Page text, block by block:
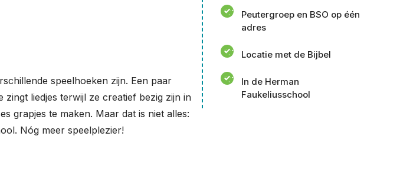
speelhoeken zijn. Een paar
liedjes terwijl ze creatief bezig zijn in
grapjes te maken. Maar dat is niet alles:
Nóg meer speelplezier!
Peutergroep en BSO op één
adres
Locatie met de Bijbel
In de Herman
Faukeliusschool